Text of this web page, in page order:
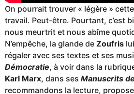
On pourrait trouver « légère »
travail. Peut-être. Pourtant, c’est
nous meurtrit et nous abîme
N’empêche, la glande de Zoufris
régaler avec ses textes et ses
Démocratie, à voir dans la
Karl Marx, dans ses Manuscrits
recommandons la lecture,